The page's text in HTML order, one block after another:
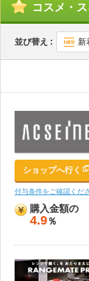
コスメ・
並び替え : 新
ショップへ行く
付与条件をご確認くだ
購入金額の
4.9％